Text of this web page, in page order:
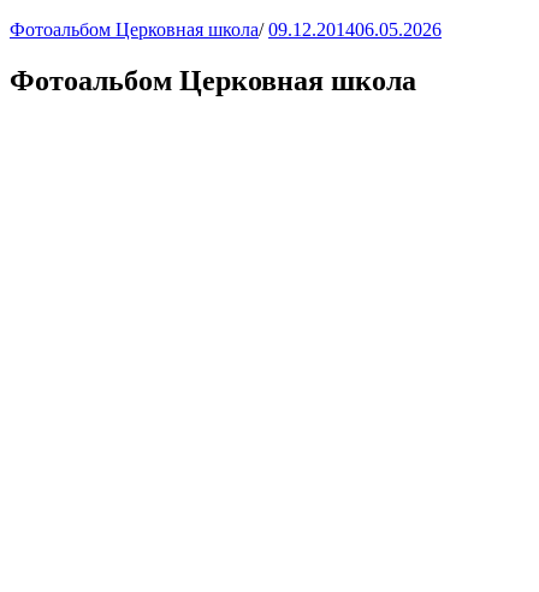
Фотоальбом Церковная школа/ 09.12.201406.05.2026
Фотоальбом Церковная школа